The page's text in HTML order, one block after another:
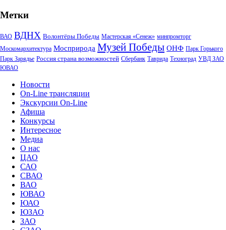
Метки
ВАО ВДНХ Волонтёры Победы Мастерская «Сенеж» минпромторг
Москомархитектура Мосприрода Музей Победы ОНФ Парк Горького
Парк Зарядье Россия страна возможностей Сбербанк Таврида Техноград УВД ЗАО
ЮВАО
Новости
On-Line трансляции
Экскурсии On-Line
Афиша
Конкурсы
Интересное
Медиа
О нас
ЦАО
САО
СВАО
ВАО
ЮВАО
ЮАО
ЮЗАО
ЗАО